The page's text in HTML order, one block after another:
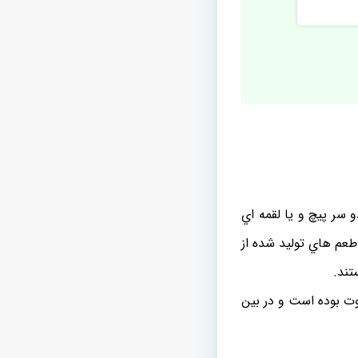
سر پيچ و يا لقمه اي
هاي توليد شده از
بوده است و در بين